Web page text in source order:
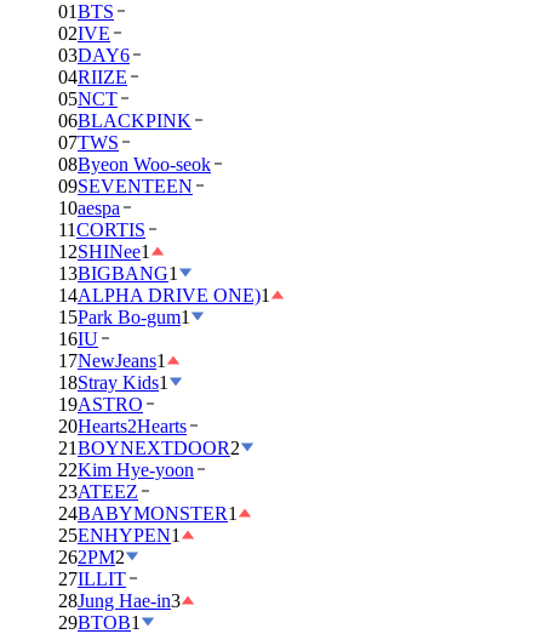
01BTS
02IVE
03DAY6
04RIIZE
05NCT
06BLACKPINK
07TWS
08Byeon Woo-seok
09SEVENTEEN
10aespa
11CORTIS
12SHINee1
13BIGBANG1
14ALPHA DRIVE ONE)1
15Park Bo-gum1
16IU
17NewJeans1
18Stray Kids1
19ASTRO
20Hearts2Hearts
21BOYNEXTDOOR2
22Kim Hye-yoon
23ATEEZ
24BABYMONSTER1
25ENHYPEN1
262PM2
27ILLIT
28Jung Hae-in3
29BTOB1